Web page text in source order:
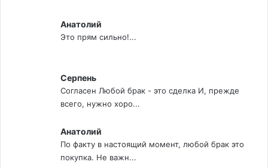
Анатолий
Это прям сильно!...
Серпень
Согласен Любой брак - это сделка И, прежде
всего, нужно хоро...
Анатолий
По факту в настоящий момент, любой брак это
покупка. Не важн...